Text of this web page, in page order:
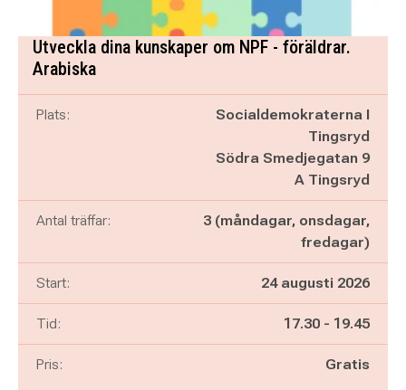
Utveckla dina kunskaper om NPF - föräldrar.
Arabiska
Plats:
Socialdemokraterna I
Tingsryd
Södra Smedjegatan 9
A Tingsryd
Antal träffar:
3 (måndagar, onsdagar,
fredagar)
Start: 24 augusti 2026
Tid: Pågår mellan
17.30 - och
19.45
Pris: Gratis